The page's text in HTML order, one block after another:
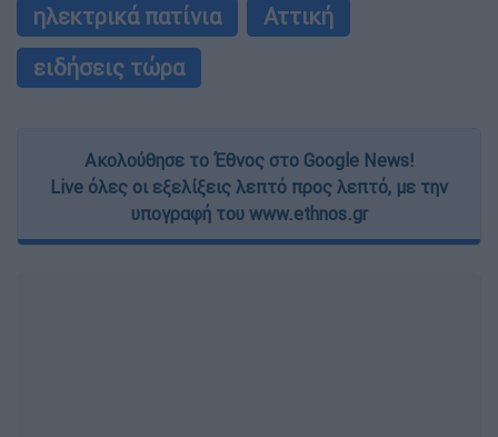
ηλεκτρικά πατίνια
Αττική
ειδήσεις τώρα
Ακολούθησε το Έθνος στο Google News!
Live όλες οι εξελίξεις λεπτό προς λεπτό, με την
υπογραφή του www.ethnos.gr